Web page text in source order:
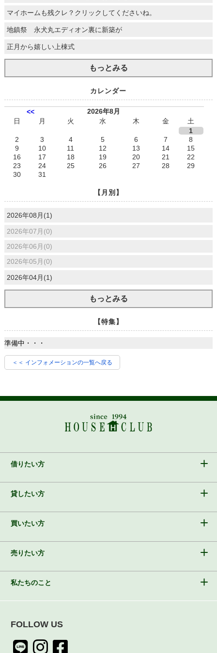
マイホームも残クレ？クリックしてくださいね。
地鎮祭 永犬丸エディオン裏に新築が
正月から嬉しい上棟式
もっとみる
カレンダー
<<
2026年8月
日
月 火 水 木 金
土
1
2
3 4 5 6 7
8
9
10 11 12 13 14
15
16
17 18 19 20 21
22
23
24 25 26 27 28
29
30
31
【月別】
2026年08月(1)
2026年07月(0)
2026年06月(0)
2026年05月(0)
2026年04月(1)
もっとみる
【特集】
準備中・・・
＜＜ インフォメーションの一覧へ戻る
借りたい方
貸したい方
買いたい方
売りたい方
私たちのこと
FOLLOW US